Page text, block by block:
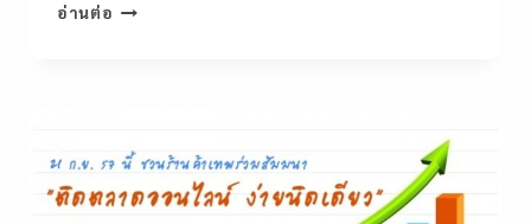
อ่านต่อ